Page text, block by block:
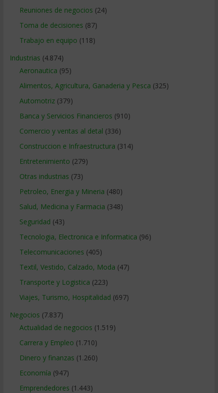
Reuniones de negocios (24)
Toma de decisiones (87)
Trabajo en equipo (118)
Industrias (4.874)
Aeronautica (95)
Alimentos, Agricultura, Ganaderia y Pesca (325)
Automotriz(379)
Banca y Servicios Financieros (910)
Comercio y ventas al detal (336)
Construccion e Infraestructura (314)
Entretenimiento (279)
Otras industrias (73)
Petroleo, Energia y Mineria (480)
Salud, Medicina y Farmacia (348)
Seguridad (43)
Tecnologia, Electronica e Informatica (96)
Telecomunicaciones (405)
Textil, Vestido, Calzado, Moda (47)
Transporte y Logistica (223)
Viajes, Turismo, Hospitalidad (697)
Negocios (7.837)
Actualidad de negocios (1.519)
Carrera y Empleo (1.710)
Dinero y finanzas (1.260)
Economía (947)
Emprendedores (1.443)